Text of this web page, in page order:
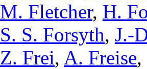
M. Fletcher, H.
S. S. Forsyth, J.-
Z. Frei, A. Freise,